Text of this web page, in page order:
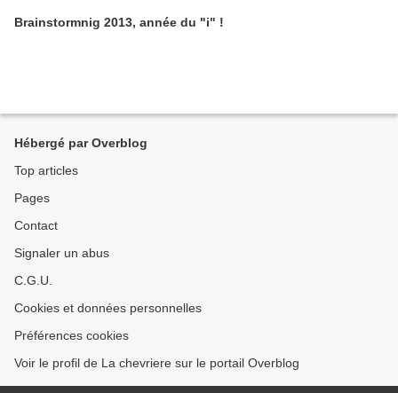
Brainstormnig 2013, année du "i" !
Hébergé par Overblog
Top articles
Pages
Contact
Signaler un abus
C.G.U.
Cookies et données personnelles
Préférences cookies
Voir le profil de La chevriere sur le portail Overblog